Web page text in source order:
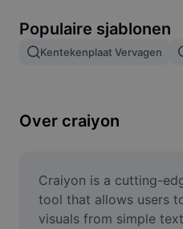
Afbeeldingen
Afbeeldingsformaat
Memegenerator
AI Text Remover
Populaire sjablonen
Kentekenplaat Vervagen
Over craiyon
Craiyon is a cutting-
tool that allows users
visuals from simple